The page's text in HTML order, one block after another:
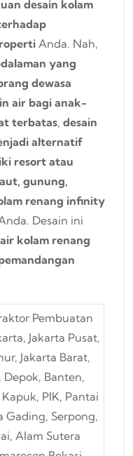
desain kolam
Anda. Nah,
yang
dewasa
air bagi anak-
terbatas, desain
alternatif
resort atau
gunung,
renang infinity
Desain ini
kolam renang